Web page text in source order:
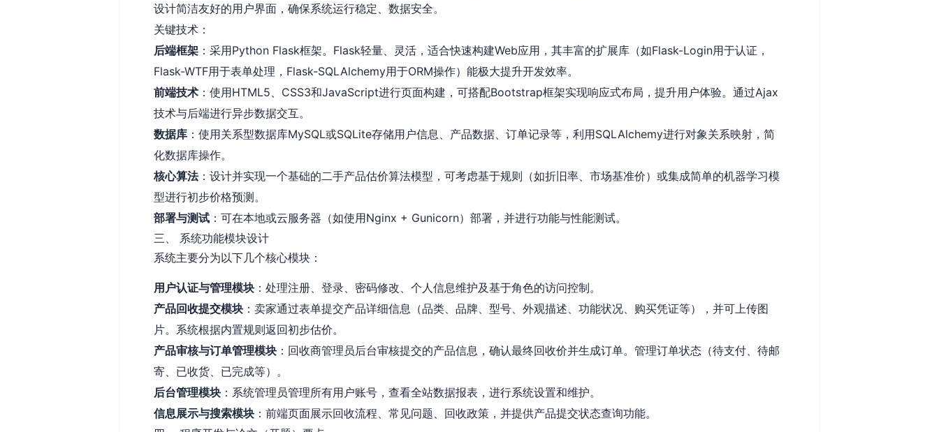
设计简洁友好的用户界面，确保系统运行稳定、数据安全。
关键技术：
后端框架 ：采用Python Flask框架。Flask轻量、灵活，适合快速构建Web应用，其丰富的扩展库（如Flask-Login用于认证，
Flask-WTF用于表单处理，Flask-SQLAlchemy用于ORM操作）能极大提升开发效率。
前端技术 ：使用HTML5、CSS3和JavaScript进行页面构建，可搭配Bootstrap框架实现响应式布局，提升用户体验。通过Ajax
技术与后端进行异步数据交互。
数据库 ：使用关系型数据库MySQL或SQLite存储用户信息、产品数据、订单记录等，利用SQLAlchemy进行对象关系映射，简
化数据库操作。
核心算法：设计并实现一个基础的二手产品估价算法模型，可考虑基于规则（如折旧率、市场基准价）或集成简单的机器学习模
型进行初步价格预测。
部署与测试 ：可在本地或云服务器（如使用Nginx + Gunicorn）部署，并进行功能与性能测试。
三、 系统功能模块设计
系统主要分为以下几个核心模块：
用户认证与管理模块 ：处理注册、登录、密码修改、个人信息维护及基于角色的访问控制。
产品回收提交模块 ：卖家通过表单提交产品详细信息（品类、品牌、型号、外观描述、功能状况、购买凭证等），并可上传图
片。系统根据内置规则返回初步估价。
产品审核与订单管理模块 ：回收商管理员后台审核提交的产品信息，确认最终回收价并生成订单。管理订单状态（待支付、待邮
寄、已收货、已完成等）。
后台管理模块 ：系统管理员管理所有用户账号，查看全站数据报表，进行系统设置和维护。
信息展示与搜索模块 ：前端页面展示回收流程、常见问题、回收政策，并提供产品提交状态查询功能。